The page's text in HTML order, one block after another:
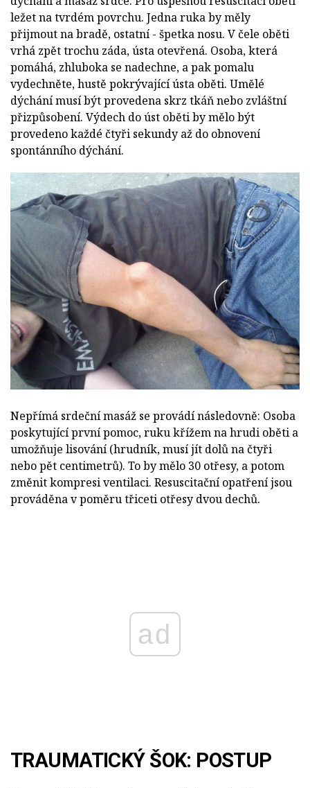
ležet na tvrdém povrchu. Jedna ruka by měly
přijmout na bradě, ostatní - špetka nosu. V čele oběti
vrhá zpět trochu záda, ústa otevřená. Osoba, která
pomáhá, zhluboka se nadechne, a pak pomalu
vydechněte, hustě pokrývající ústa oběti. Umělé
dýchání musí být provedena skrz tkáň nebo zvláštní
přizpůsobení. Výdech do úst oběti by mělo být
provedeno každé čtyři sekundy až do obnovení
spontánního dýchání.
Nepřímá srdeční masáž se provádí následovně: Osoba
poskytující první pomoc, ruku křížem na hrudi oběti a
umožňuje lisování (hrudník, musí jít dolů na čtyři
nebo pět centimetrů). To by mělo 30 otřesy, a potom
změnit kompresi ventilaci. Resuscitační opatření jsou
prováděna v poměru třiceti otřesy dvou dechů.
ad
TRAUMATICKÝ ŠOK: POSTUP